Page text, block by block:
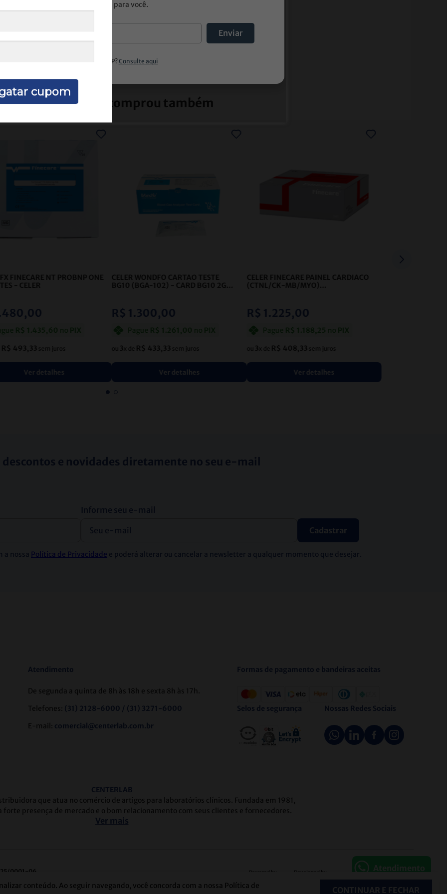
cupom
de entrega para você.
Enviar
Atendimento
Quem comprou, comprou também
FINECARE NT PROBNP ONE
- CELER
480,00
R$ 435 60 no PIX
R$ 493 33 sem juros
Ver detalhes
CELER WONDFO CARTAO TESTE
BG10 (BGA-102) - CARD BG10 2G
R$ 1 .300,00
Pague R$ 261 00 no PIX
ou 3 x de R$ 433 33 sem juros
Ver detalhes
CELER FINECARE PAINEL CARDIACO
(CTNL/CK-MB/MYO)
R$ 1 .225,00
Pague R$ 188 25 no PIX
ou 3 x de R$ 408 33 sem juros
Ver detalhes
descontos e novidades diretamente no seu e-mail
Informe seu e-mail
Cadastrar
a nossa Política de Privacidade e poderá alterar ou cancelar a newsletter a qualquer momento que desejar.
Atendimento
De segunda a quinta de 8h às 18h e sexta 8h às 17h.
Telefones: (31) 2128-6000 / (31) 3271-6000
E-mail: comercial@centerlab.com.br
Formas de pagamento e bandeiras aceitas
Selos de segurança Nossas Redes Sociais
CENTERLAB
que atua no comércio de artigos para laboratórios clínicos. Fundada em 1981,
presença de mercado e o bom relacionamento com seus clientes e fornecedores.
Ver mais
0001-06
Horizonte/MG | CEP: 30710-020
Powered by Developed by
conteúdo. Ao seguir navegando, você concorda com a nossa Política de CONTINUAR E FECHAR